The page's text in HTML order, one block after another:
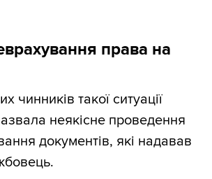
права на
чинників такої ситуації
неякісне проведення
документів, які надавав